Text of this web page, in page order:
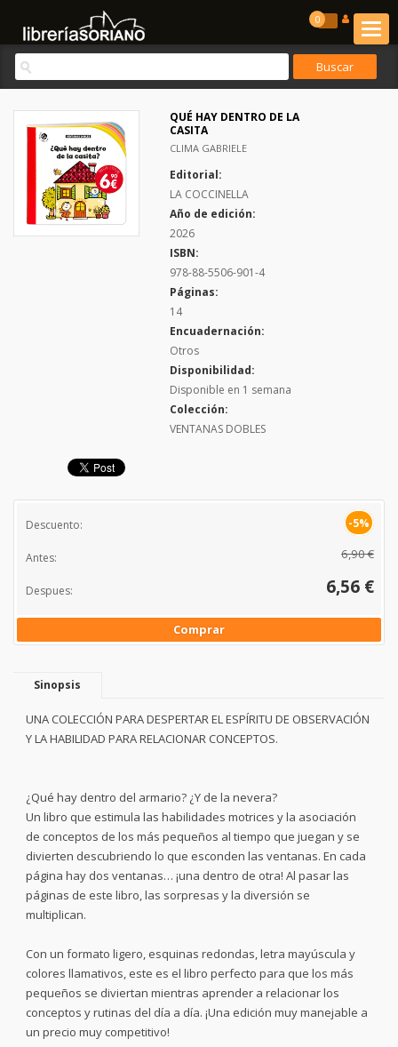
0
QUÉ HAY DENTRO DE LA
CASITA
CLIMA GABRIELE
Editorial:
LA COCCINELLA
Año de edición:
2026
ISBN:
978-88-5506-901-4
Páginas:
14
Encuadernación:
Otros
Disponibilidad:
Disponible en 1 semana
Colección:
VENTANAS DOBLES
Descuento: -5%
Antes: 6,90 €
Despues: 6,56 €
Comprar
Sinopsis
UNA COLECCIÓN PARA DESPERTAR EL ESPÍRITU DE OBSERVACIÓN
Y LA HABILIDAD PARA RELACIONAR CONCEPTOS.
¿Qué hay dentro del armario? ¿Y de la nevera?
Un libro que estimula las habilidades motrices y la asociación
de conceptos de los más pequeños al tiempo que juegan y se
divierten descubriendo lo que esconden las ventanas. En cada
página hay dos ventanas… ¡una dentro de otra! Al pasar las
páginas de este libro, las sorpresas y la diversión se
multiplican.
Con un formato ligero, esquinas redondas, letra mayúscula y
colores llamativos, este es el libro perfecto para que los más
pequeños se diviertan mientras aprender a relacionar los
conceptos y rutinas del día a día. ¡Una edición muy manejable a
un precio muy competitivo!